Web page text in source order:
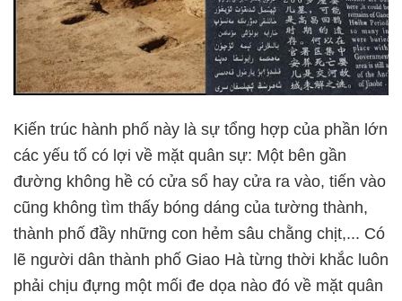
Kiến trúc hành phố này là sự tổng hợp của phần lớn
các yếu tố có lợi về mặt quân sự: Một bên gần
đường không hề có cửa sổ hay cửa ra vào, tiến vào
cũng không tìm thấy bóng dáng của tường thành,
thành phố đầy những con hẻm sâu chằng chịt,... Có
lẽ người dân thành phố Giao Hà từng thời khắc luôn
phải chịu đựng một mối đe dọa nào đó về mặt quân